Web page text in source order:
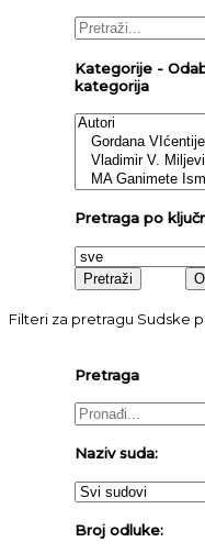
Kategorije -
kategorija
Pretraga po
Filteri za pretragu Sudske
Pretraga
Naziv suda:
Broj odluke: